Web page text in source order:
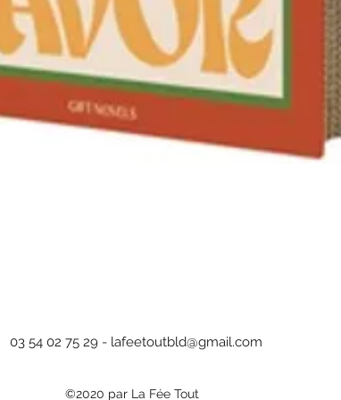
03 54 02 75 29 - lafeetoutbld@gmail.com
©2020 par La Fée Tout